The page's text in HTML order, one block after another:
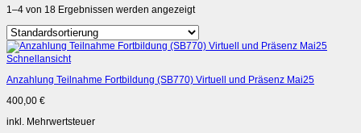
1–4 von 18 Ergebnissen werden angezeigt
Schnellansicht
Anzahlung Teilnahme Fortbildung (SB770) Virtuell und Präsenz Mai25
400,00 €
inkl. Mehrwertsteuer